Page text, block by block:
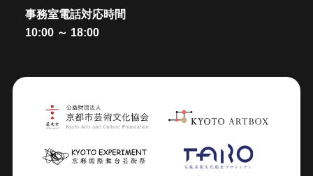
事務室電話対応時間
10:00 ～ 18:00